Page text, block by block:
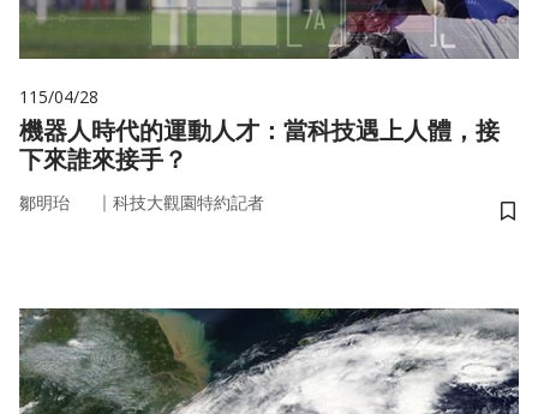
115/04/28
機器人時代的運動人才：當科技遇上人體，接
下來誰來接手？
鄒明珆 ｜ 科技大觀園特約記者
儲